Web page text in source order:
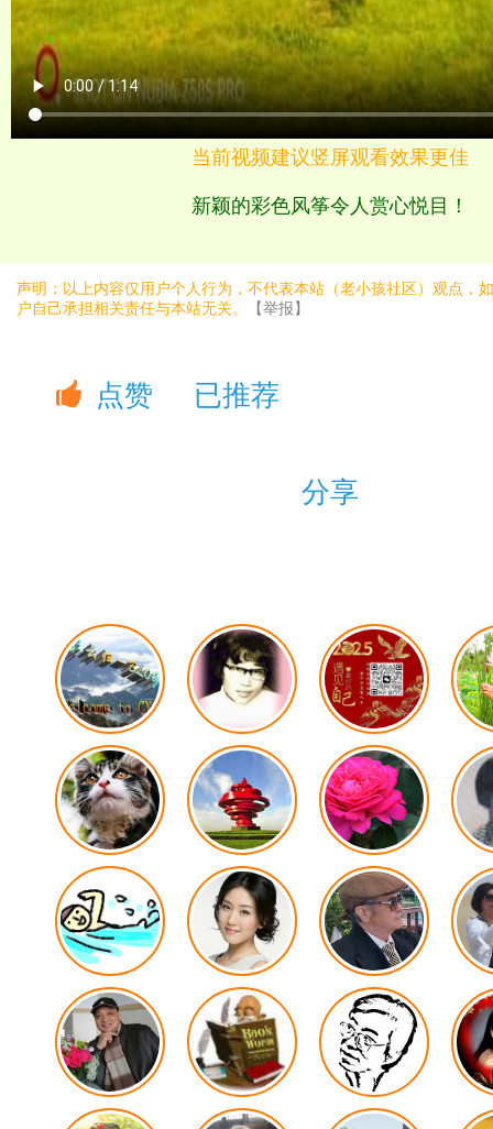
当前视频建议竖屏观看效果更佳
新颖的彩色风筝令人赏心悦目！
声明：以上内容仅用户个人行为，不代表本站（老小孩社区）观点，
户自己承担相关责任与本站无关。
【举报】
点赞 已推荐
分享